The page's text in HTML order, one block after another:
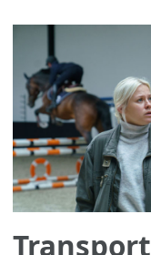
Transport